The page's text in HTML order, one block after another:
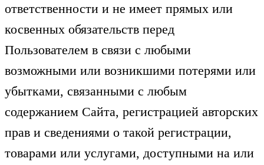
ответственности и не имеет прямых или
косвенных обязательств перед
Пользователем в связи с любыми
возможными или возникшими потерями или
убытками, связанными с любым
содержанием Сайта, регистрацией авторских
прав и сведениями о такой регистрации,
товарами или услугами, доступными на или